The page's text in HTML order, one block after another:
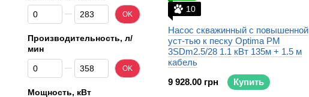
10
Насос скважинный с повышенной
уст-тью к песку Optima PM
3SDm2.5/28 1.1 кВт 135м + 1.5 м
кабель
9 928.00 грн
Купить
От Высота подачи, м
До Высота подачи, м OK
Производительность, л/
мин
От Производительность, л/мин
До Производительность, л/мин
OK
Мощность, кВт